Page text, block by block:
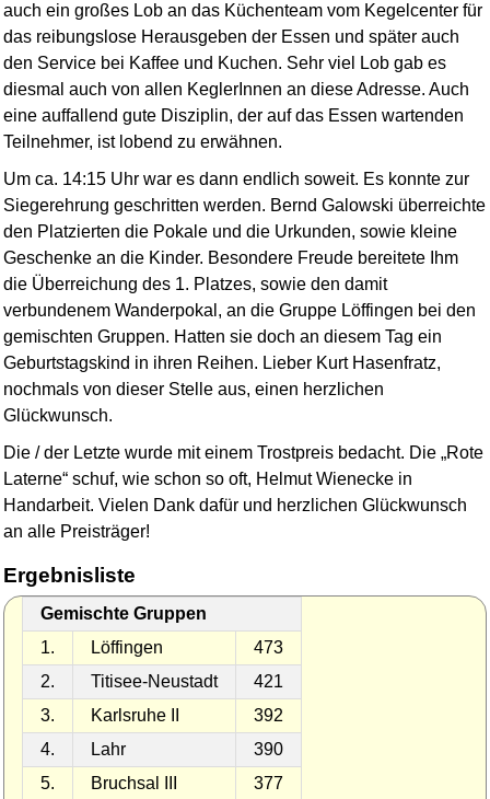
auch ein großes Lob an das Küchenteam vom Kegelcenter für
das reibungslose Herausgeben der Essen und später auch
den Service bei Kaffee und Kuchen. Sehr viel Lob gab es
diesmal auch von allen KeglerInnen an diese Adresse. Auch
eine auffallend gute Disziplin, der auf das Essen wartenden
Teilnehmer, ist lobend zu erwähnen.
Um ca. 14:15 Uhr war es dann endlich soweit. Es konnte zur
Siegerehrung geschritten werden. Bernd Galowski überreichte
den Platzierten die Pokale und die Urkunden, sowie kleine
Geschenke an die Kinder. Besondere Freude bereitete Ihm
die Überreichung des 1. Platzes, sowie den damit
verbundenem Wanderpokal, an die Gruppe Löffingen bei den
gemischten Gruppen. Hatten sie doch an diesem Tag ein
Geburtstagskind in ihren Reihen. Lieber Kurt Hasenfratz,
nochmals von dieser Stelle aus, einen herzlichen
Glückwunsch.
Die / der Letzte wurde mit einem Trostpreis bedacht. Die „Rote
Laterne“ schuf, wie schon so oft, Helmut Wienecke in
Handarbeit. Vielen Dank dafür und herzlichen Glückwunsch
an alle Preisträger!
Ergebnisliste
Gemischte Gruppen
1.
Löffingen
473
2.
Titisee-Neustadt
421
3.
Karlsruhe II
392
4.
Lahr
390
5.
Bruchsal III
377